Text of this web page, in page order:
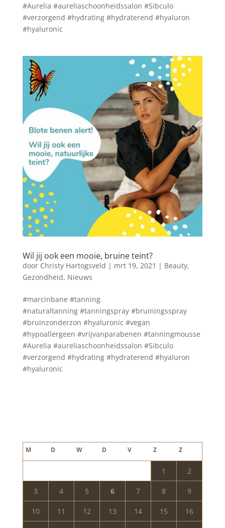
#Aurelia #aureliaschoonheidssalon #Sibculo
#verzorgend #hydrating #hydraterend #hyaluron
#hyaluronic
Wil jij ook een mooie, bruine teint?
door Christy Hartogsveld | mrt 19, 2021 | Beauty,
Gezondheid, Nieuws
#marcinbane #tanning
#naturaltanning #tanningspray #bruiningsspray
#bruinzonderzon #hyaluronic #vegan
#hypoallergeen #vrijvanparabenen #tanningmousse
#Aurelia #aureliaschoonheidssalon #Sibculo
#verzorgend #hydrating #hydraterend #hyaluron
#hyaluronic
M D W D V Z Z
1 2
3 4 5 6 7 8 9
10 11 12 13 14 15 16